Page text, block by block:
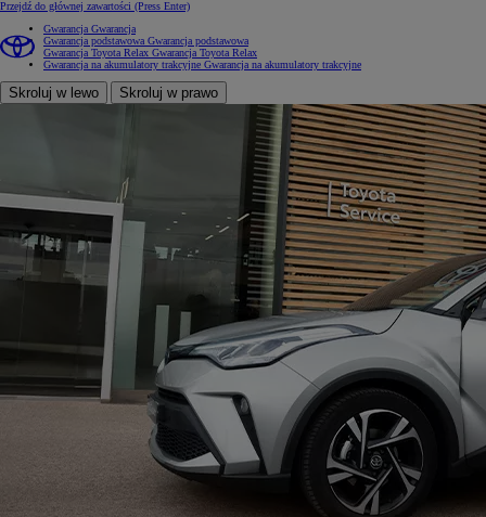
Przejdź do głównej zawartości (Press Enter)
Gwarancja Gwarancja
Gwarancja podstawowa Gwarancja podstawowa
Gwarancja Toyota Relax Gwarancja Toyota Relax
Gwarancja na akumulatory trakcyjne Gwarancja na akumulatory trakcyjne
Skroluj w lewo Skroluj w prawo